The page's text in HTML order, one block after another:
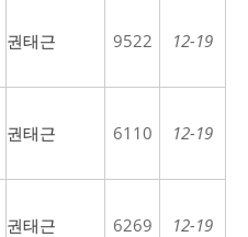
권태근 9522 12-19
권태근 6110 12-19
권태근 6269 12-19